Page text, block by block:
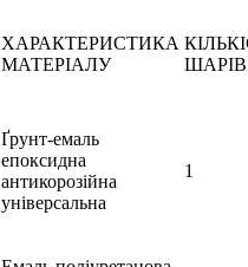
ХАРАКТЕРИСТИКА
МАТЕРІАЛУ
ШАРІВ
Ґрунт-емаль
епоксидна
антикорозійна
універсальна
1